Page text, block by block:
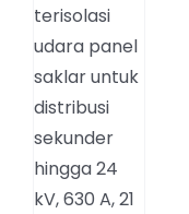
terisolasi
udara panel
saklar untuk
distribusi
sekunder
hingga 24
kV, 630 A, 21